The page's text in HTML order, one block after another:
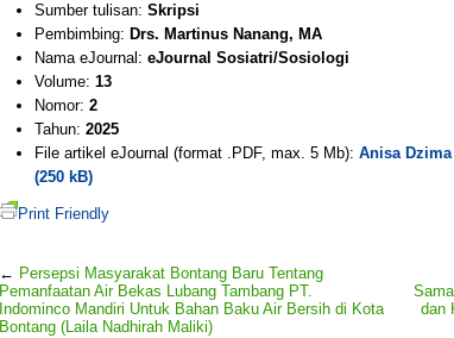
Sumber tulisan: Skripsi
Pembimbing: Drs. Martinus Nanang, MA
Nama eJournal: eJournal Sosiatri/Sosiologi
Volume: 13
Nomor: 2
Tahun: 2025
File artikel eJournal (format .PDF, max. 5 Mb): Anisa Dzima
(250 kB)
Print Friendly
← Persepsi Masyarakat Bontang Baru Tentang
Pemanfaatan Air Bekas Lubang Tambang PT.
Indominco Mandiri Untuk Bahan Baku Air Bersih di Kota
Bontang (Laila Nadhirah Maliki)
dan